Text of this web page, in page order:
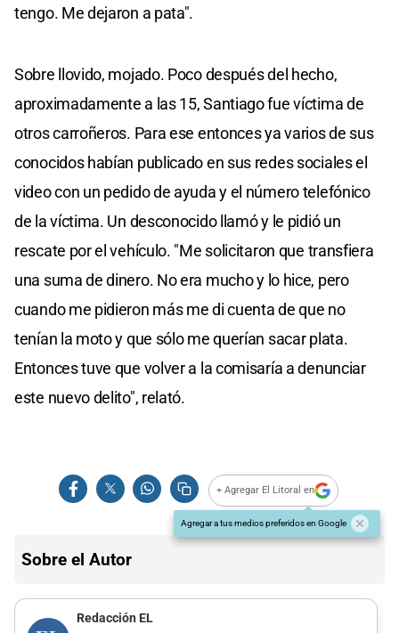
tengo. Me dejaron a pata".
Sobre llovido, mojado. Poco después del hecho,
aproximadamente a las 15, Santiago fue víctima de
otros carroñeros. Para ese entonces ya varios de sus
conocidos habían publicado en sus redes sociales el
video con un pedido de ayuda y el número telefónico
de la víctima. Un desconocido llamó y le pidió un
rescate por el vehículo. "Me solicitaron que transfiera
una suma de dinero. No era mucho y lo hice, pero
cuando me pidieron más me di cuenta de que no
tenían la moto y que sólo me querían sacar plata.
Entonces tuve que volver a la comisaría a denunciar
este nuevo delito", relató.
+ Agregar El Litoral en
Agregar a tus medios preferidos en Google
Sobre el Autor
Redacción EL